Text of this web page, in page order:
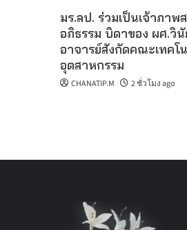
มร.ลป. ร่วมเป็นเจ้าภาพ
อภิธรรม บิดาของ ผศ.วินั
อาจารย์สังกัดคณะเทคโ
อุตสาหกรรม
CHANATIP.M 2 ชั่วโมง ago